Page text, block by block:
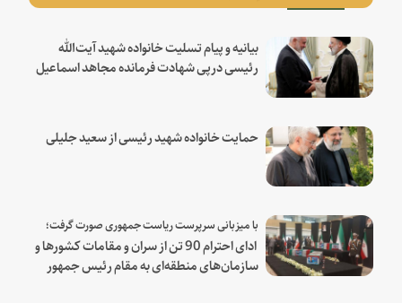
بیانیه و پیام تسلیت خانواده شهید آیت‌الله
رئیسی درپی شهادت فرمانده مجاهد اسماعیل
حمایت خانواده شهید رئیسی از سعید جلیلی
با میزبانی سرپرست ریاست جمهوری صورت گرفت؛
ادای احترام 90 تن از سران و مقامات کشورها و
سازمان‌های منطقه‌ای به مقام رئیس جمهور